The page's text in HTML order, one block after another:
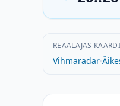
REAALAJAS
Vihmaradar·